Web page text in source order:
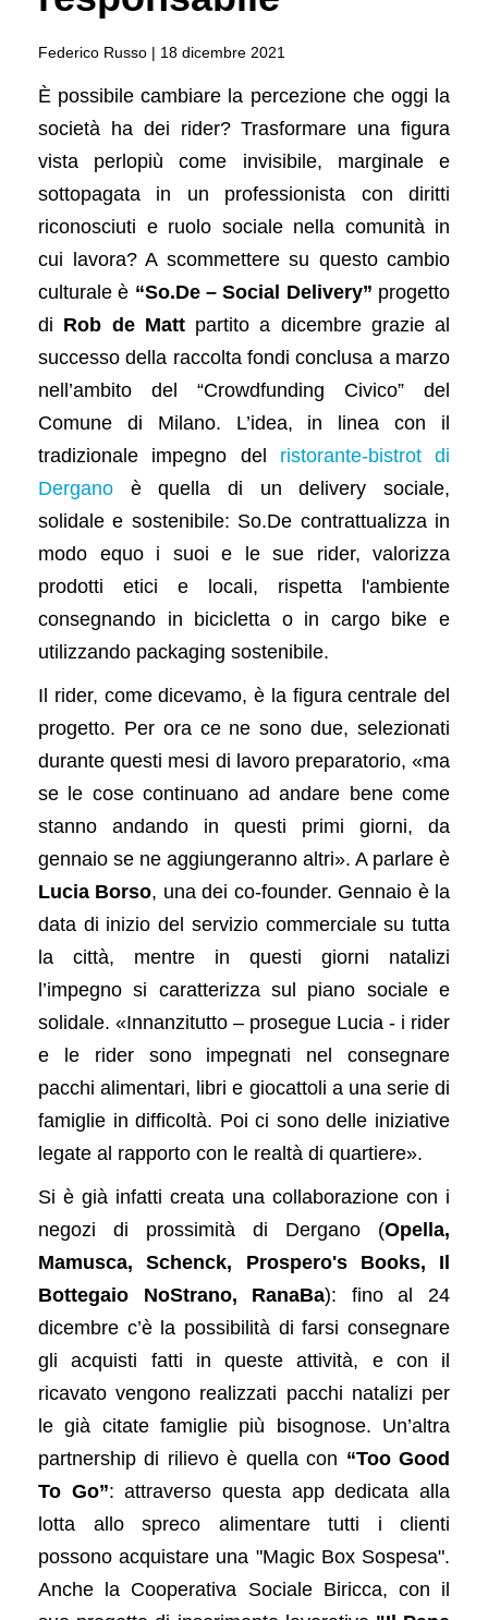
Federico Russo | 18 dicembre 2021
È possibile cambiare la percezione che oggi la
società ha dei rider? Trasformare una figura
vista perlopiù come invisibile, marginale e
sottopagata in un professionista con diritti
riconosciuti e ruolo sociale nella comunità in
cui lavora? A scommettere su questo cambio
culturale è “So.De – Social Delivery” progetto
di Rob de Mattpartito a dicembre grazie al
successo della raccolta fondi conclusa a marzo
nell’ambito del “Crowdfunding Civico” del
Comune di Milano. L’idea, in linea con il
tradizionale impegno del ristorante-bistrot di
Dergano è quella di un delivery sociale,
solidale e sostenibile: So.De contrattualizza in
modo equo i suoi e le sue rider, valorizza
prodotti etici e locali, rispetta l'ambiente
consegnando in bicicletta o in cargo bike e
utilizzando packaging sostenibile.
Il rider, come dicevamo, è la figura centrale del
progetto. Per ora ce ne sono due, selezionati
durante questi mesi di lavoro preparatorio, «ma
se le cose continuano ad andare bene come
stanno andando in questi primi giorni, da
gennaio se ne aggiungeranno altri». A parlare è
Lucia Borso, una dei co-founder. Gennaio è la
data di inizio del servizio commerciale su tutta
la città, mentre in questi giorni natalizi
l’impegno si caratterizza sul piano sociale e
solidale. «Innanzitutto – prosegue Lucia - i rider
e le rider sono impegnati nel consegnare
pacchi alimentari, libri e giocattoli a una serie di
famiglie in difficoltà. Poi ci sono delle iniziative
legate al rapporto con le realtà di quartiere».
Si è già infatti creata una collaborazione con i
negozi di prossimità di Dergano (Opella,
Mamusca, Schenck, Prospero's Books, Il
Bottegaio NoStrano, RanaBa): fino al 24
dicembre c’è la possibilità di farsi consegnare
gli acquisti fatti in queste attività, e con il
ricavato vengono realizzati pacchi natalizi per
le già citate famiglie più bisognose. Un’altra
partnership di rilievo è quella con “Too Good
To Go”: attraverso questa app dedicata alla
lotta allo spreco alimentare tutti i clienti
possono acquistare una "Magic Box Sospesa".
Anche la Cooperativa Sociale Biricca, con il